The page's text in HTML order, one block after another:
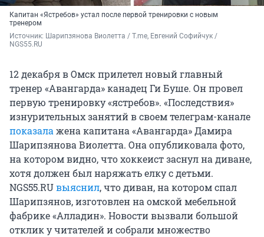
Капитан «Ястребов» устал после первой тренировки с новым
тренером
Источник: Шарипзянова Виолетта / T.me, Евгений Софийчук /
NGS55.RU
12 декабря в Омск прилетел новый главный
тренер «Авангарда» канадец Ги Буше. Он провел
первую тренировку «ястребов». «Последствия»
изнурительных занятий в своем телеграм-канале
показалажена капитана «Авангарда» Дамира
Шарипзянова Виолетта. Она опубликовала фото,
на котором видно, что хоккеист заснул на диване,
хотя должен был наряжать елку с детьми.
NGS55.RUвыяснил, что диван, на котором спал
Шарипзянов, изготовлен на омской мебельной
фабрике «Алладин». Новости вызвали большой
отклик у читателей и собрали множество